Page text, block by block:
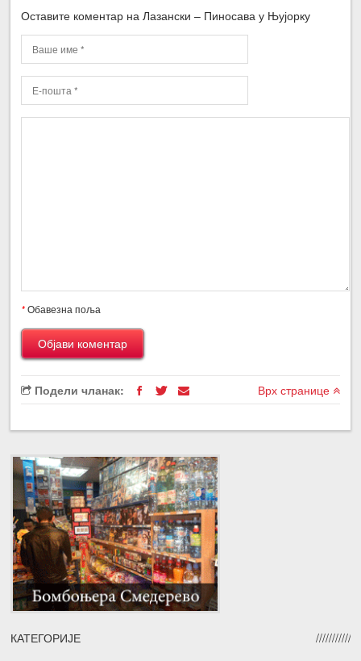
Оставите коментар на Лазански – Пиносава у Њујорку
*Обавезна поља
Подели чланак: Врх странице
КАТЕГОРИЈЕ